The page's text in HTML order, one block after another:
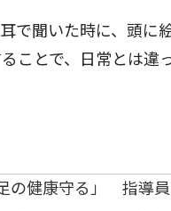
で聞いた時に、頭に
ことで、日常とは違